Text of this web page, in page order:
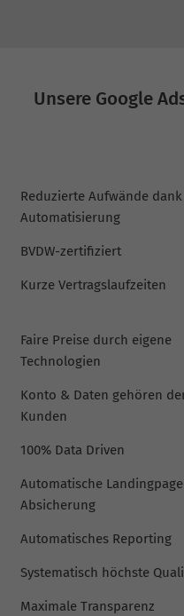
Unsere Google
Reduzierte Aufwände dank
Automatisierung
BVDW-zertifiziert
Kurze Vertragslaufzeiten
Faire Preise durch eigene
Technologien
Konto & Daten gehören
Kunden
100% Data Driven
Automatische
Absicherung
Automatisches Reporting
Systematisch höchste
Maximale Transparenz